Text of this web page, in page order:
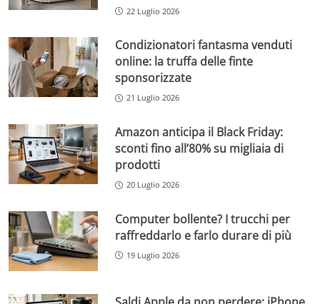
22 Luglio 2026
Condizionatori fantasma venduti
online: la truffa delle finte
sponsorizzate
21 Luglio 2026
Amazon anticipa il Black Friday:
sconti fino all’80% su migliaia di
prodotti
20 Luglio 2026
Computer bollente? I trucchi per
raffreddarlo e farlo durare di più
19 Luglio 2026